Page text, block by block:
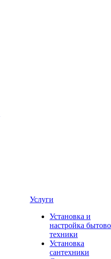
Услуги
Установка и
настройка
техники
Установка
сантехники